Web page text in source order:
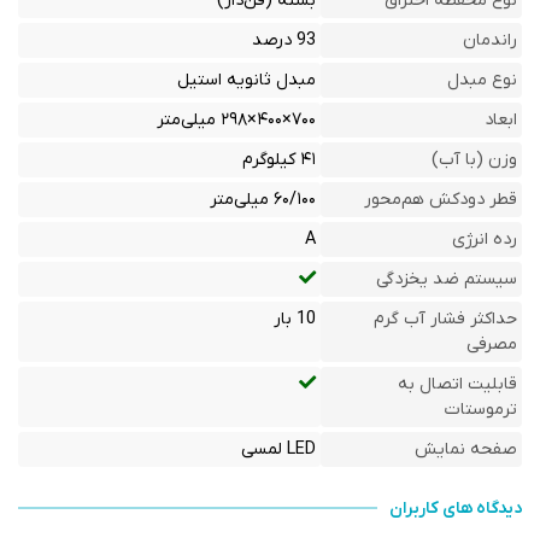
راندمان
93 درصد
نوع مبدل
مبدل ثانویه استیل
ابعاد
۷۰۰×۴۰۰×۲۹۸ میلی‌متر
وزن (با آب)
۴۱ کیلوگرم
قطر دودکش هم‌محور
۶۰/۱۰۰ میلی‌متر
رده انرژی
A
سیستم ضد یخزدگی
حداکثر فشار آب گرم
مصرفی
10 بار
قابلیت اتصال به
ترموستات
صفحه نمایش
LED لمسی
دیدگاه های کاربران